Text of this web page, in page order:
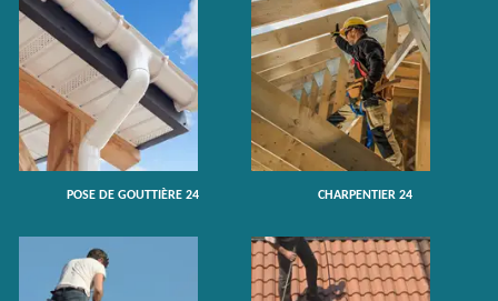
POSE DE GOUTTIÈRE 24 CHARPENTIER 24